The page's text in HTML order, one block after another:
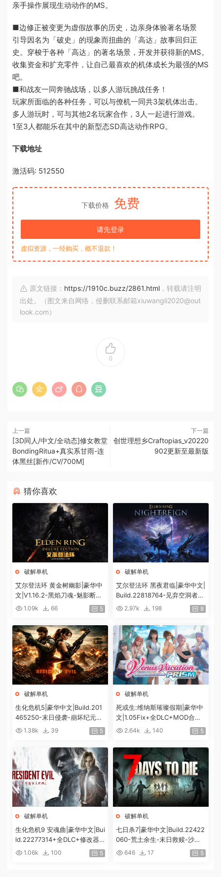
亲手操作展现生动动作的MS。
■边修正被变更为虚假故事的历史，边亲身体验著名场景
引导因名为「破史」的现象而扭曲的「高达」故事回归正
史。穿梭于各种「高达」的著名场景，开发并获得新的MS。
收集资金和扩充零件，让自己最喜欢的机体成长为最强的MS
吧。
■和战友一同奔驰战场，以多人游玩挑战任务！
玩家所面临的各种任务，可以与僚机一同共3架机体出击。
多人游玩时，可与其他2名玩家合作，3人一起进行游戏。
1至3人都能乐在其中的新型态SD高达动作RPG。
下载地址
激活码: 512550
下载价格 免费
请先登录
虚拟资源，一经购买，概不退款！
原文链接： https://1910c.buzz/2861.html ，转载请注明
出处。（图文来自网络，侵删联系邮箱xiuwangli2020@out
look.com）
0
上一篇
[3D同人/中文/全动态]修女教堂
BondingRitua+真实系甘雨-连
体黑丝[新作/CV/700M]
下一篇
创世理想乡Craftopias_v20220
902更新至最新版
猜你喜欢
破解单机
艾尔登法环 黄金树幽影|豪华中
文|V1.16.2-黑焰刀魂-魅影断弦
+预购特典+全DLC+修改器|解
1.09k 66 5
破解单机
艾尔登法环 黑夜君临|豪华中文|
Build.22818764-见弃空洞者DL
C+预购特典+全DLC+修改器|解
2.97k 198 8
破解单机
生化危机5|豪华中文|Build.201
465250-末日侵袭-崩坏纪元
+预购特典+全DLC-解锁全内
1.38k 39 5
破解单机
死或生:维纳斯璀璨假期|豪华中
文|1.05Fix+全DLC+MOD合集
+预购特典|解压即撸|[12G/百
2.64k 140 5
破解单机
生化危机9 安魂曲|豪华中文|Bui
ld.22277314+全DLC+修改器|
解压即撸|[74G/百度]
1.06k 100 5
破解单机
七日杀7|豪华中文|Build.22422
060-荒土余生-末日救赎-沙盒
+全DLC|解压即撸|
646 17 5